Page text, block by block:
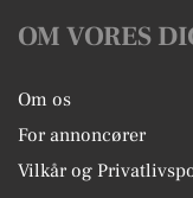
OM VORES
Om os
For annoncører
Vilkår og